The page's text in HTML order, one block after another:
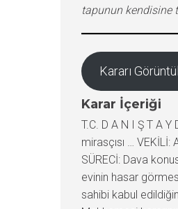
tapunun kendisine
Kararı
Karar İçeriği
T.C. D A N I Ş T A
mirasçısı …
SÜRECİ: Dava
evinin hasar
sahibi kabul